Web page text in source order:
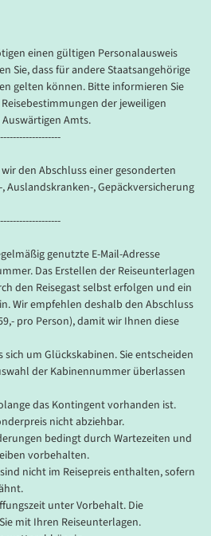
geräumig und komfortabel
bzw. 2024 neu gestaltet. Sie
die tagsüber auch als Couch
ein weiteres einklappbares Bett;
zur Verfügung.
einem begehbaren Kleiderschrank
bietet eine Spiegelkommode
zusätzliche Ablagemöglichkeiten.
ein Bad mit Dusche/WC bzw.
SAT-TV mit Bordprogramm (Empfang
Kühlschrank/Minibar,
und WLAN (nicht inklusive,
Kabinenservice Getränke, kleine
auf Ihre Kabine. Ein Obstkorb mit
aufgefüllt.
wie auf den anderen Phoenix-Schiffen,
Veranstaltungen in
Sie können diese genießen, bei freier
Entweder in einem der
und »Vier Jahreszeiten« oder im Lido
haben Sie die Möglichkeit, sich
einen Tisch in »Pichler‘s«
Für einen schönen Ausklang
einen gültigen Personalausweis
Sie, dass für andere Staatsangehörige
gelten können. Bitte informieren Sie
der jeweiligen
Amts.
den Abschluss einer gesonderten
Auslandskranken-, Gepäckversicherung
genutzte E-Mail-Adresse
Das Erstellen der Reiseunterlagen
den Reisegast selbst erfolgen und ein
Wir empfehlen deshalb den Abschluss
pro Person), damit wir Ihnen diese
um Glückskabinen. Sie entscheiden
der Kabinennummer überlassen
das Kontingent vorhanden ist.
nicht abziehbar.
bedingt durch Wartezeiten und
vorbehalten.
nicht im Reisepreis enthalten, sofern
unter Vorbehalt. Die
mit Ihren Reiseunterlagen.